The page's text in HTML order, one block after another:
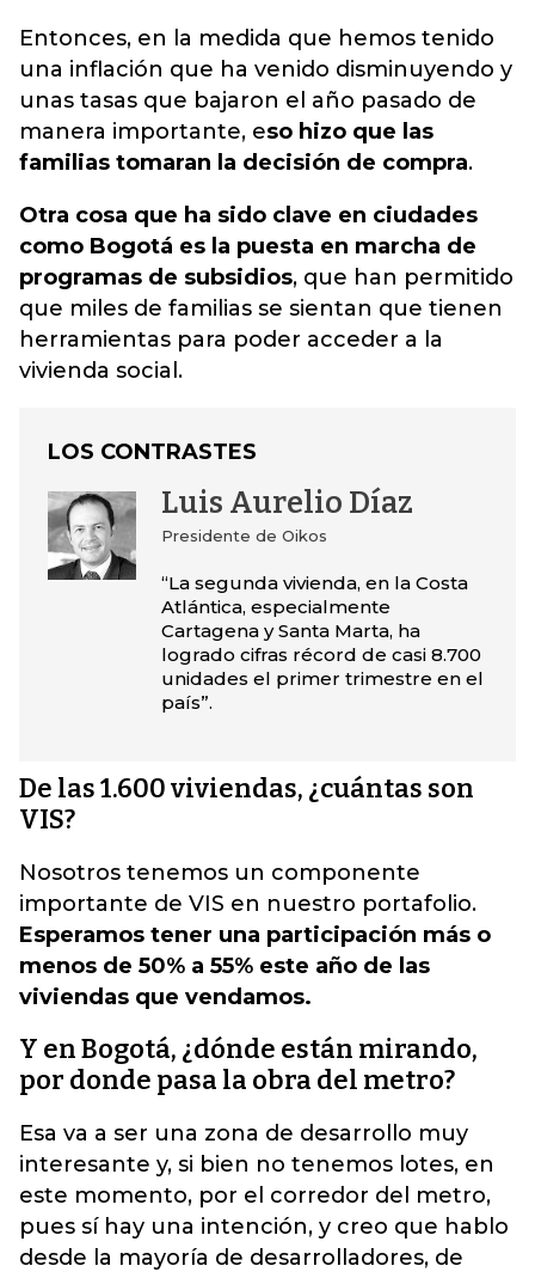
Entonces, en la medida que hemos tenido
una inflación que ha venido disminuyendo y
unas tasas que bajaron el año pasado de
manera importante, eso hizo que las
familias tomaran la decisión de compra.
Otra cosa que ha sido clave en ciudades
como Bogotá es la puesta en marcha de
programas de subsidios, que han permitido
que miles de familias se sientan que tienen
herramientas para poder acceder a la
vivienda social.
LOS CONTRASTES
Luis Aurelio Díaz
Presidente de Oikos
“La segunda vivienda, en la Costa
Atlántica, especialmente
Cartagena y Santa Marta, ha
logrado cifras récord de casi 8.700
unidades el primer trimestre en el
país”.
De las 1.600 viviendas, ¿cuántas son
VIS?
Nosotros tenemos un componente
importante de VIS en nuestro portafolio.
Esperamos tener una participación más o
menos de 50% a 55% este año de las
viviendas que vendamos.
Y en Bogotá, ¿dónde están mirando,
por donde pasa la obra del metro?
Esa va a ser una zona de desarrollo muy
interesante y, si bien no tenemos lotes, en
este momento, por el corredor del metro,
pues sí hay una intención, y creo que hablo
desde la mayoría de desarrolladores, de